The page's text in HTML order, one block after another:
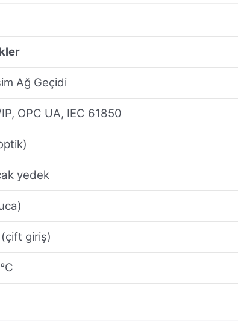
Ağ Geçidi
OPC UA, IEC 61850
yedek
giriş)